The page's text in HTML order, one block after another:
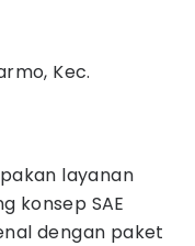
Kec.
layanan
konsep SAE
dengan paket